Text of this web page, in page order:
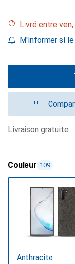
Livré entre
M'informer si
livraison gratuite
Couleur 109
Anthracite